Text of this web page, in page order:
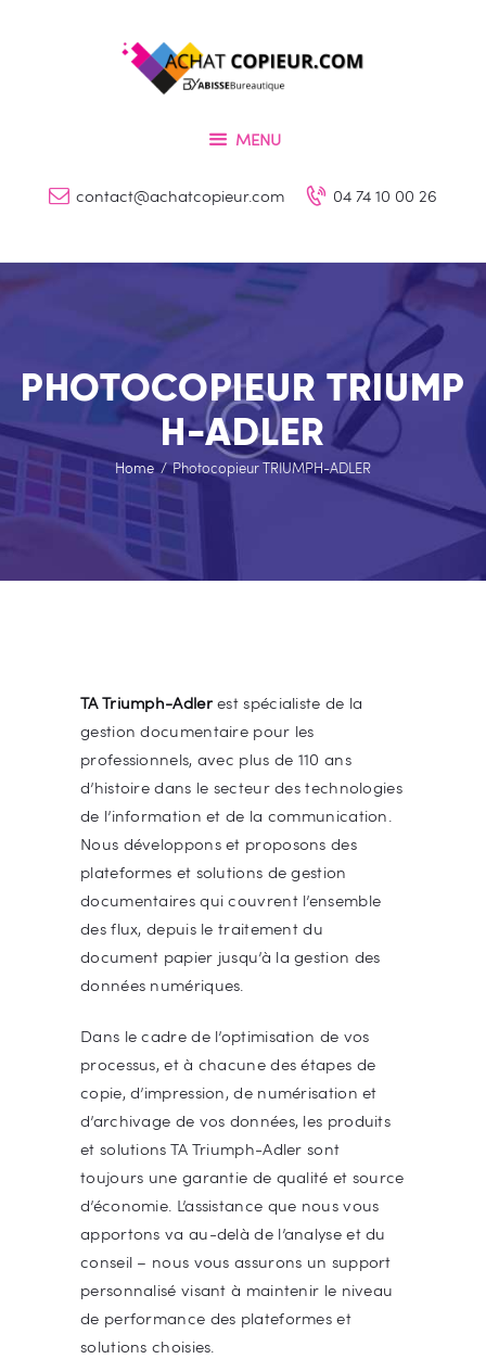
MENU
contact@achatcopieur.com 04 74 10 00 26
PHOTOCOPIEUR TRIUMP
H-ADLER
Home Photocopieur TRIUMPH-ADLER
ACHAT COPIEUR.COM
PRESTATIONS
CATALOGUE PRODUITS
TA Triumph-Adlerest spécialiste de la
gestion documentaire pour les
professionnels, avec plus de 110 ans
d’histoire dans le secteur des technologies
de l’information et de la communication.
Nous développons et proposons des
plateformes et solutions de gestion
documentaires qui couvrent l’ensemble
des flux, depuis le traitement du
document papier jusqu’à la gestion des
données numériques.
Dans le cadre de l’optimisation de vos
processus, et à chacune des étapes de
copie, d’impression, de numérisation et
d’archivage de vos données, les produits
et solutions TA Triumph-Adler sont
toujours une garantie de qualité et source
d’économie. L’assistance que nous vous
apportons va au-delà de l’analyse et du
conseil – nous vous assurons un support
personnalisé visant à maintenir le niveau
de performance des plateformes et
solutions choisies.